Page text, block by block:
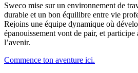
Sweco mise sur un environnement de
durable et un bon équilibre entre vie
Rejoins une équipe dynamique où
épanouissement vont de pair, et
l’avenir.
Commence ton aventure ici.